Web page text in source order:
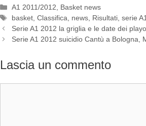
Categorie
A1 2011/2012, Basket news
Tag
basket,Classifica, news, Risultati,serie
Serie A1 2012 la griglia e le date dei
Serie A1 2012 suicidio Cantù a Bologna,
Lascia un commento